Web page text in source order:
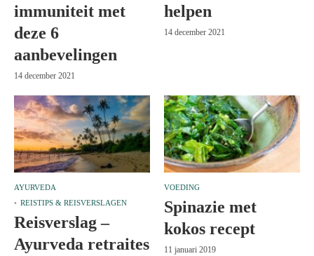
immuniteit met
deze 6
aanbevelingen
14 december 2021
helpen
14 december 2021
AYURVEDA
REISTIPS & REISVERSLAGEN
Reisverslag –
Ayurveda retraites
VOEDING
Spinazie met
kokos recept
11 januari 2019